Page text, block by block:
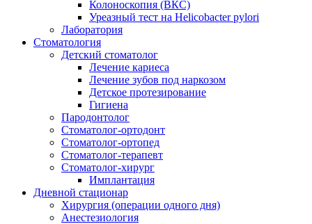
Колоноскопия (ВКС)
Уреазный тест на Helicobacter pylori
Лаборатория
Стоматология
Детский стоматолог
Лечение кариеса
Лечение зубов под наркозом
Детское протезирование
Гигиена
Пародонтолог
Стоматолог-ортодонт
Стоматолог-ортопед
Стоматолог-терапевт
Стоматолог-хирург
Имплантация
Дневной стационар
Хирургия (операции одного дня)
Анестезиология